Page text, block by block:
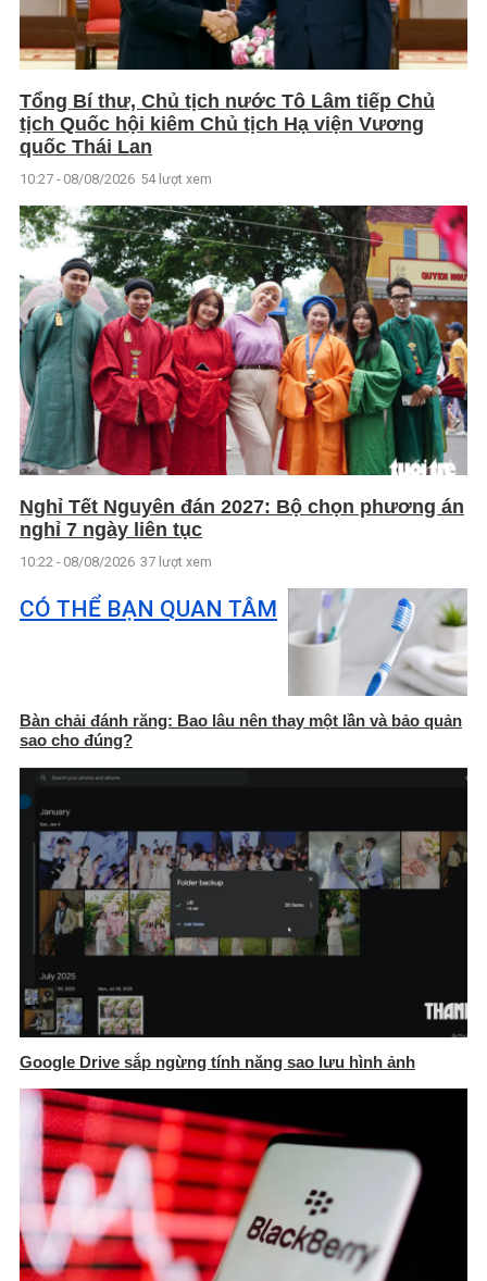
Tổng Bí thư, Chủ tịch nước Tô Lâm tiếp Chủ
tịch Quốc hội kiêm Chủ tịch Hạ viện Vương
quốc Thái Lan
10:27 - 08/08/2026 54 lượt xem
Nghỉ Tết Nguyên đán 2027: Bộ chọn phương án
nghỉ 7 ngày liên tục
10:22 - 08/08/2026 37 lượt xem
CÓ THỂ BẠN QUAN TÂM
Bàn chải đánh răng: Bao lâu nên thay một lần và bảo quản
sao cho đúng?
Google Drive sắp ngừng tính năng sao lưu hình ảnh